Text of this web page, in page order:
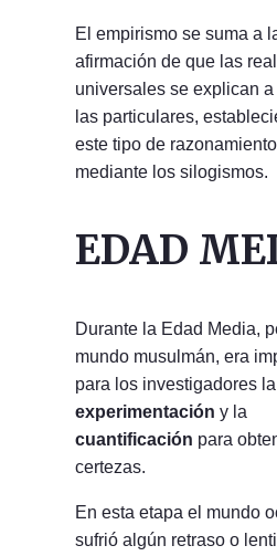
El empirismo se suma a
afirmación de que las
universales se explican
las particulares,
este tipo de razonamiento
mediante los silogismos.
EDAD
Durante la Edad Media,
mundo musulmán, era
para los investigadores la
experimentación y la
cuantificación para
certezas.
En esta etapa el mundo
sufrió algún retraso o